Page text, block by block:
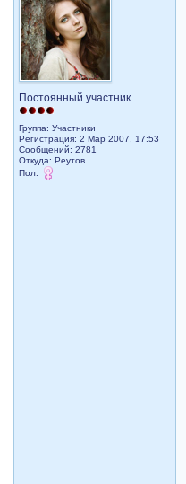
Постоянный участник
Группа: Участники
Регистрация: 2 Мар 2007, 17:53
Сообщений: 2781
Откуда: Реутов
Пол: